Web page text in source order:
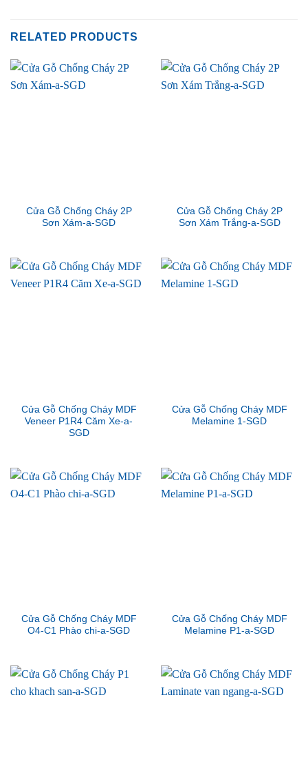
RELATED PRODUCTS
Cửa Gỗ Chống Cháy 2P
Sơn Xám-a-SGD
Cửa Gỗ Chống Cháy 2P
Sơn Xám Trắng-a-SGD
Cửa Gỗ Chống Cháy MDF
Veneer P1R4 Căm Xe-a-
SGD
Cửa Gỗ Chống Cháy MDF
Melamine 1-SGD
Cửa Gỗ Chống Cháy MDF
O4-C1 Phào chi-a-SGD
Cửa Gỗ Chống Cháy MDF
Melamine P1-a-SGD